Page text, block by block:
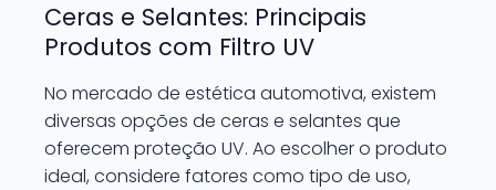
Ceras e Selantes: Principais
Produtos com Filtro UV
No mercado de estética automotiva, existem
diversas opções de ceras e selantes que
oferecem proteção UV. Ao escolher o produto
ideal, considere fatores como tipo de uso,